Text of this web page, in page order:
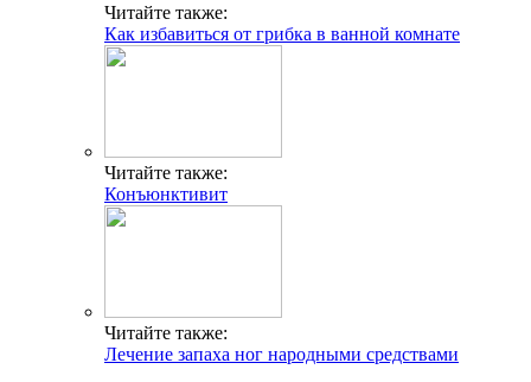
Читайте также:
Как избавиться от грибка в ванной комнате
Читайте также:
Конъюнктивит
Читайте также:
Лечение запаха ног народными средствами